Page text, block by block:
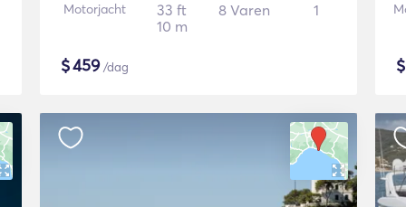
Motorjacht
33 ft
10 m
8 Varen 1
$459/dag